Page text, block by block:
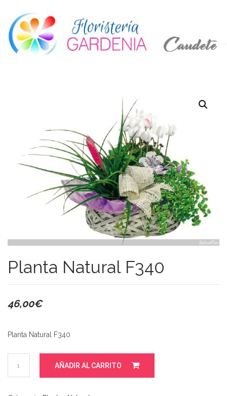
Planta Natural F340
46,00€
Planta Natural F340
AÑADIR AL CARRITO